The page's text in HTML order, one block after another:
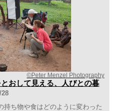
©Peter Menzel Photography
おして見える、人びとの暮
28
持ち物や食はどのように変わった